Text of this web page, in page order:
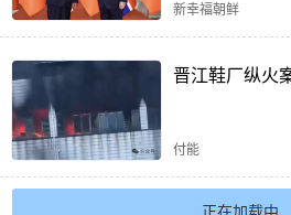
新幸福朝鲜
晋江鞋厂纵火
付能
正在加载中...